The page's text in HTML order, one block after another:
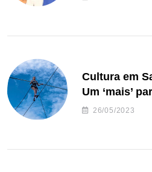
Cultura em
Um ‘mais’
26/05/2023